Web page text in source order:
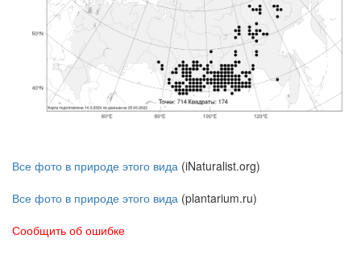
Все фото в природе этого вида (iNaturalist.org)
Все фото в природе этого вида (plantarium.ru)
Сообщить об ошибке